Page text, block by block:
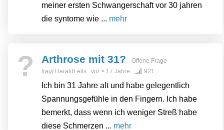
meiner ersten Schwangerschaft vor 30 jahren
die syntome wie ... mehr
? Arthrose mit 31?
Offene Frage
fragt HaraldFells vor> 17 Jahre 921
Ich bin 31 Jahre alt und habe gelegentlich
Spannungsgefühle in den Fingern. Ich habe
bemerkt, dass wenn ich weniger Streß habe
diese Schmerzen ... mehr